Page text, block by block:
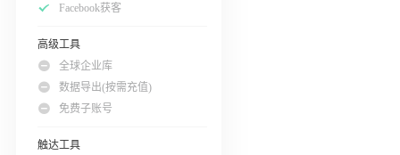
Facebook获客
高级工具
全球企业库
数据导出(按需充值)
免费子账号
触达工具